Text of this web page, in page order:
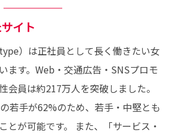
イト
）は正社員として長く働きたい女
ます。Web・交通広告・SNSプロモ
会員は約217万人を突破しました。
若手が62%のため、若手・中堅とも
とが可能です。 また、「サービス・